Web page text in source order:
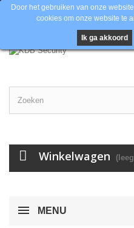
Winkelwagen
Door het gebruiken van onze
cookies om onze website te
Ik ga akkoord
MENU